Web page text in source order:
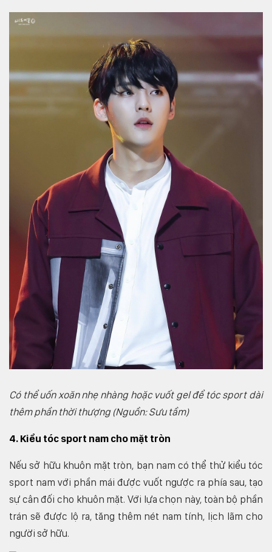
Có thể uốn xoăn nhẹ nhàng hoặc vuốt gel để tóc sport dài
thêm phần thời thượng (Nguồn: Sưu tầm)
4. Kiểu tóc sport nam cho mặt tròn
Nếu sở hữu khuôn mặt tròn, bạn nam có thể thử kiểu tóc
sport nam với phần mái được vuốt ngược ra phía sau, tạo
sự cân đối cho khuôn mặt. Với lựa chọn này, toàn bộ phần
trán sẽ được lộ ra, tăng thêm nét nam tính, lịch lãm cho
người sở hữu.